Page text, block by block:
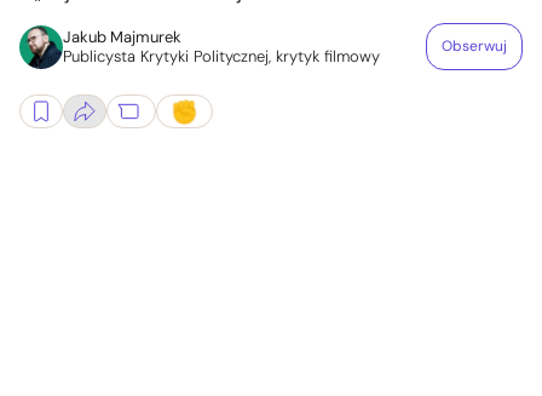
Jakub Majmurek
Publicysta Krytyki Politycznej, krytyk filmowy
Obserwuj